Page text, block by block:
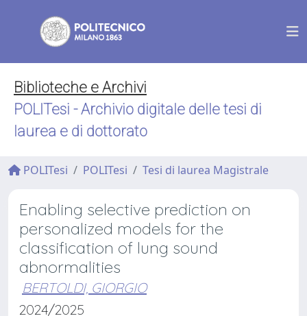
Biblioteche e Archivi
POLITesi - Archivio digitale delle tesi di
laurea e di dottorato
POLITesi POLITesi Tesi di laurea Magistrale
Enabling selective prediction on
personalized models for the
classification of lung sound
abnormalities
BERTOLDI, GIORGIO
2024/2025